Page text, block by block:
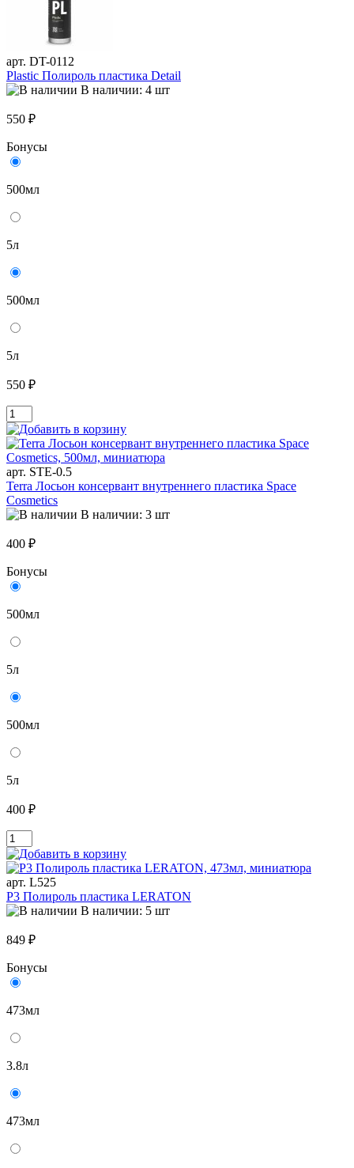
арт. DT-0112
Plastic Полироль пластика Detail
В наличии: 4 шт
550 ₽
Бонусы
500мл
5л
500мл
5л
550 ₽
арт. STE-0.5
Terra Лосьон консервант внутреннего пластика Space
Cosmetics
В наличии: 3 шт
400 ₽
Бонусы
500мл
5л
500мл
5л
400 ₽
арт. L525
P3 Полироль пластика LERATON
В наличии: 5 шт
849 ₽
Бонусы
473мл
3.8л
473мл